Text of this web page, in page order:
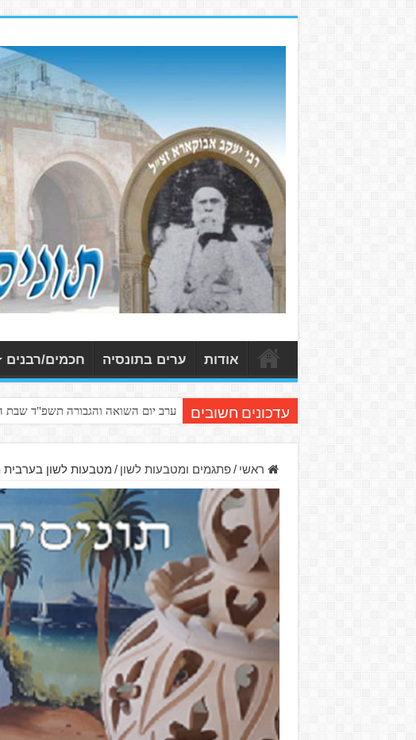
אודות ערים בתונסיה חכמים/רבנים
עדכונים חשובים ערב יום השואה והגבורה תשפ"ד שבת
ראשי / פתגמים ומטבעות לשון / מטבעות לשון בערבית